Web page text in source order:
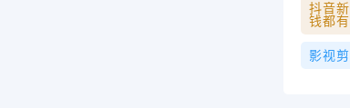
抖音
钱都
影视